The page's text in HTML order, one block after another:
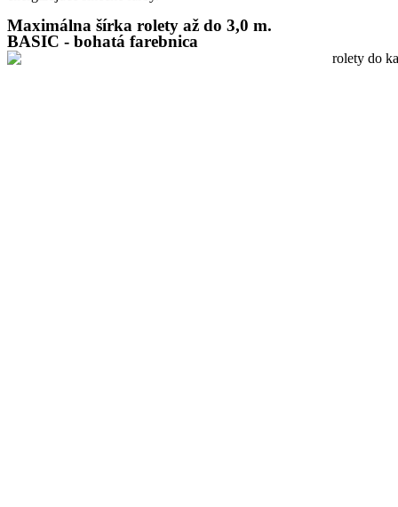
Maximálna šírka rolety až do 3,0 m.
BASIC - bohatá farebnica